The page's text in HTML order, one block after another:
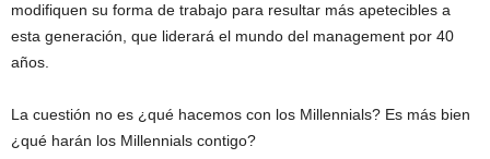
modifiquen su forma de trabajo para resultar más apetecibles a
esta generación, que liderará el mundo del management por 40
años.
La cuestión no es ¿qué hacemos con los Millennials? Es más bien
¿qué harán los Millennials contigo?